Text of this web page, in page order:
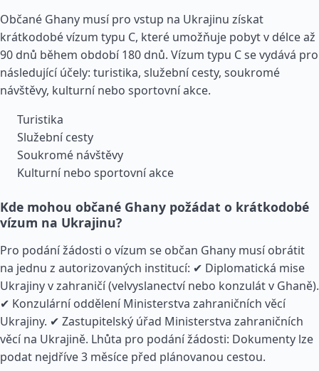
Občané Ghany musí pro vstup na Ukrajinu získat
krátkodobé vízum typu C, které umožňuje pobyt v délce až
90 dnů během období 180 dnů. Vízum typu C se vydává pro
následující účely: turistika, služební cesty, soukromé
návštěvy, kulturní nebo sportovní akce.
Turistika
Služební cesty
Soukromé návštěvy
Kulturní nebo sportovní akce
Kde mohou občané Ghany požádat o krátkodobé
vízum na Ukrajinu?
Pro podání žádosti o vízum se občan Ghany musí obrátit
na jednu z autorizovaných institucí: ✔ Diplomatická mise
Ukrajiny v zahraničí (velvyslanectví nebo konzulát v Ghaně).
✔ Konzulární oddělení Ministerstva zahraničních věcí
Ukrajiny. ✔ Zastupitelský úřad Ministerstva zahraničních
věcí na Ukrajině. Lhůta pro podání žádosti: Dokumenty lze
podat nejdříve 3 měsíce před plánovanou cestou.